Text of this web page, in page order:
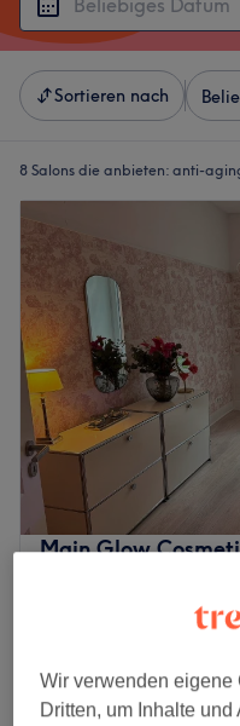
Sortieren nach
8 Salons die anbieten: anti-
Main Glow
Hessendenkmal,
Auf Karte anzeigen
Anti-Aging Deluxe
Wir verwenden
Dritten, um Inhalte